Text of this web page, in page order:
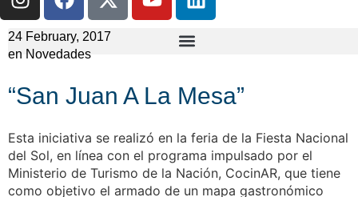
24 February, 2017
en Novedades
“San Juan A La Mesa”
Esta iniciativa se realizó en la feria de la Fiesta Nacional
del Sol, en línea con el programa impulsado por el
Ministerio de Turismo de la Nación, CocinAR, que tiene
como objetivo el armado de un mapa gastronómico